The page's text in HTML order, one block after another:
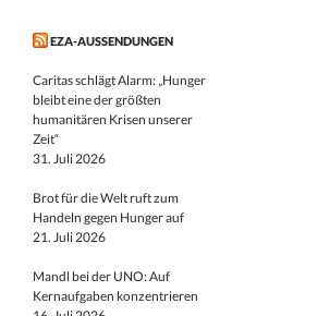
EZA-AUSSENDUNGEN
Caritas schlägt Alarm: „Hunger
bleibt eine der größten
humanitären Krisen unserer
Zeit“
31. Juli 2026
Brot für die Welt ruft zum
Handeln gegen Hunger auf
21. Juli 2026
Mandl bei der UNO: Auf
Kernaufgaben konzentrieren